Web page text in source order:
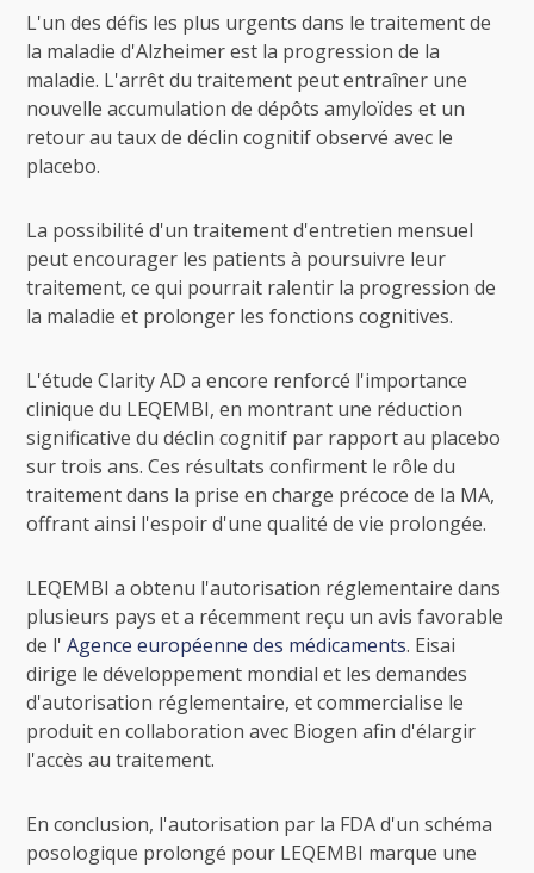
L'un des défis les plus urgents dans le traitement de
la maladie d'Alzheimer est la progression de la
maladie. L'arrêt du traitement peut entraîner une
nouvelle accumulation de dépôts amyloïdes et un
retour au taux de déclin cognitif observé avec le
placebo.
La possibilité d'un traitement d'entretien mensuel
peut encourager les patients à poursuivre leur
traitement, ce qui pourrait ralentir la progression de
la maladie et prolonger les fonctions cognitives.
L'étude Clarity AD a encore renforcé l'importance
clinique du LEQEMBI, en montrant une réduction
significative du déclin cognitif par rapport au placebo
sur trois ans. Ces résultats confirment le rôle du
traitement dans la prise en charge précoce de la MA,
offrant ainsi l'espoir d'une qualité de vie prolongée.
LEQEMBI a obtenu l'autorisation réglementaire dans
plusieurs pays et a récemment reçu un avis favorable
de l'Agence européenne des médicaments. Eisai
dirige le développement mondial et les demandes
d'autorisation réglementaire, et commercialise le
produit en collaboration avec Biogen afin d'élargir
l'accès au traitement.
En conclusion, l'autorisation par la FDA d'un schéma
posologique prolongé pour LEQEMBI marque une